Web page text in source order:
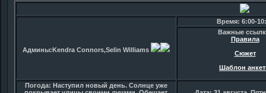
Админы:Kendra Connors,Selin Williams
Время: 6:00-
Важные
Правила
Сюжет
Шаблон
Погода: Наступил новый день. Солнце уже